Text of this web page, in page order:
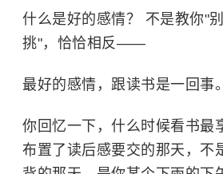
什么是好的感情？ 不是教你"
挑"，恰恰相反——
最好的感情，跟读书是一回事。
你回忆一下，什么时候看书最
布置了读后感要交的那天，不